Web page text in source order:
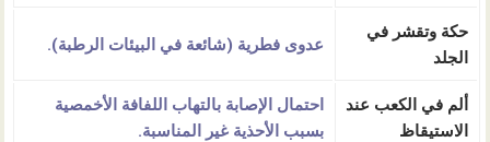
حكة وتقشر في
الجلد
عدوى فطرية (شائعة في البيئات الرطبة).
ألم في الكعب عند
الاستيقاظ
احتمال الإصابةبالتهاب اللفافة الأخمصية
بسبب الأحذية غير المناسبة.